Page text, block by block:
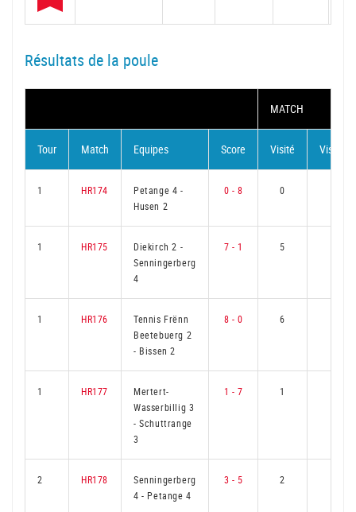
Résultats de la poule
MATCH
Tour Match Equipes Score Visité Visiteur
1 HR174 Petange 4 -
Husen 2
0 - 8 0
1 HR175 Diekirch 2 -
Senningerberg
4
7 - 1 5
1 HR176
Tennis Frënn
Beetebuerg 2
- Bissen 2
8 - 0 6
1 HR177
Mertert-
Wasserbillig 3
-Schuttrange
3
1 - 7 1
2 HR178
Senningerberg
4- Petange 4
3 - 5 2